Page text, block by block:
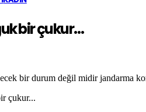
bir çukur…
bir durum değil midir jandarma